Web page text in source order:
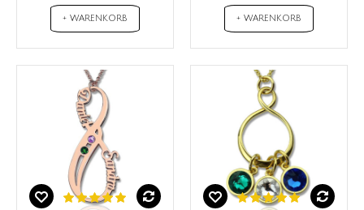
+ WARENKORB + WARENKORB